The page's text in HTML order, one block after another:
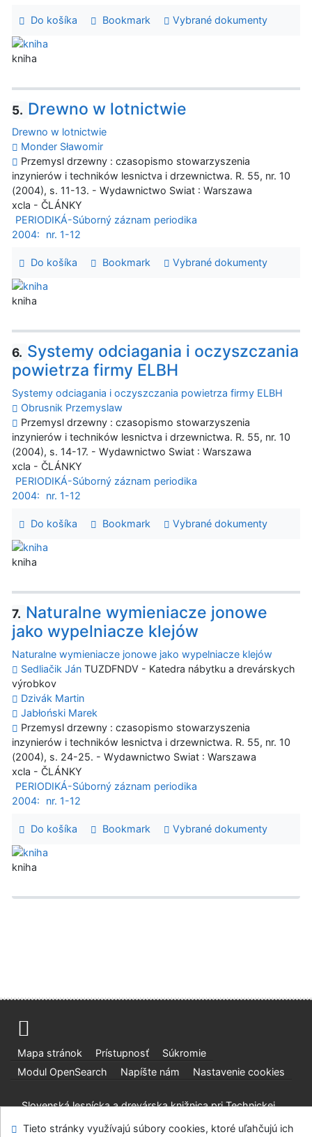
Do košíka Bookmark Vybrané dokumenty
kniha
5. Drewno w lotnictwie
Drewno w lotnictwie
Monder Sławomir
Przemysl drzewny : czasopismo stowarzyszenia
inzynierów i techników lesnictva i drzewnictwa. R. 55, nr. 10
(2004), s. 11-13. - Wydawnictwo Swiat : Warszawa
xcla - ČLÁNKY
PERIODIKÁ-Súborný záznam periodika
2004:
nr. 1-12
Do košíka Bookmark Vybrané dokumenty
kniha
6. Systemy odciagania i oczyszczania
powietrza firmy ELBH
Systemy odciagania i oczyszczania powietrza firmy ELBH
Obrusnik Przemyslaw
Przemysl drzewny : czasopismo stowarzyszenia
inzynierów i techników lesnictva i drzewnictwa. R. 55, nr. 10
(2004), s. 14-17. - Wydawnictwo Swiat : Warszawa
xcla - ČLÁNKY
PERIODIKÁ-Súborný záznam periodika
2004:
nr. 1-12
Do košíka Bookmark Vybrané dokumenty
kniha
7. Naturalne wymieniacze jonowe
jako wypelniacze klejów
Naturalne wymieniacze jonowe jako wypelniacze klejów
Sedliačik Ján TUZDFNDV - Katedra nábytku a drevárskych
výrobkov
Dzivák Martin
Jabłoński Marek
Przemysl drzewny : czasopismo stowarzyszenia
inzynierów i techników lesnictva i drzewnictwa. R. 55, nr. 10
(2004), s. 24-25. - Wydawnictwo Swiat : Warszawa
xcla - ČLÁNKY
PERIODIKÁ-Súborný záznam periodika
2004:
nr. 1-12
Do košíka Bookmark Vybrané dokumenty
kniha
Mapa stránok Prístupnosť
Súkromie
Modul OpenSearch
Napíšte nám Nastavenie cookies
Slovenská lesnícka a drevárska knižnica pri Technickej
Tieto stránky využívajú súbory cookies, ktoré uľahčujú ich